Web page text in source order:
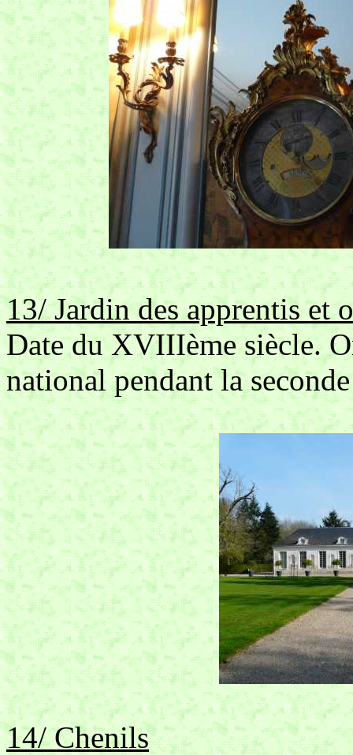
13/ Jardin des apprentis et
Date du XVIIIème siècle.
national pendant la
14/ Chenils